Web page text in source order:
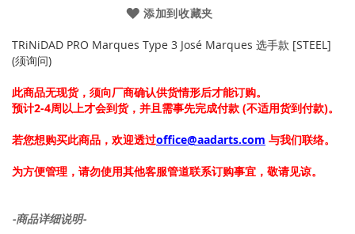
添加到收藏夹
TRiNiDAD PRO Marques Type 3 José Marques 选手款 [STEEL]
(须询问)
此商品无现货，须向厂商确认供货情形后才能订购。
预计2-4周以上才会到货，并且需事先完成付款 (不适用货到付款)。
若您想购买此商品，欢迎透过office@aadarts.com 与我们联络。
为方便管理，请勿使用其他客服管道联系订购事宜，敬请见谅。
-商品详细说明-